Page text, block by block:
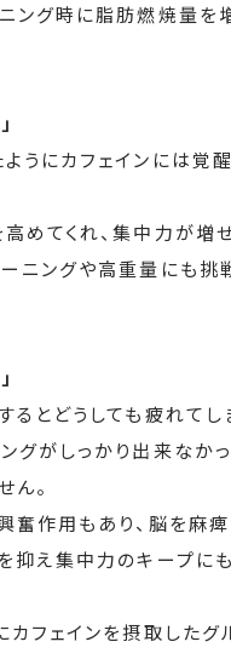
ング時に脂肪燃焼量を
うにカフェインには覚
めてくれ、集中力が増
ニングや高重量にも挑
るとどうしても疲れてし
グがしっかり出来なか
ん。
奮作用もあり、脳を麻
抑え集中力のキープに
カフェインを摂取したグ